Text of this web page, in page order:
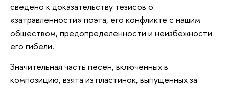
сведено к доказательству тезисов о
«затравленности» поэта, его конфликте с нашим
обществом, предопределенности и неизбежности
его гибели.
Значительная часть песен, включенных в
композицию, взята из пластинок, выпущенных за